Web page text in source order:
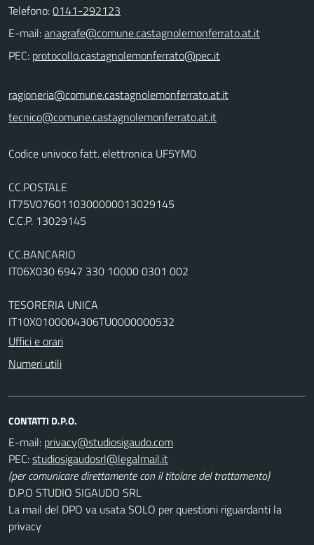
Telefono:0141-292123
E-mail:
PEC:
ragioneria@comune.castagnolemonferrato.at.it
tecnico@comune.castagnolemonferrato.at.it
Codice univoco fatt. elettronica UF5YM0
CC.POSTALE
IT75V0760110300000013029145
C.C.P. 13029145
CC.BANCARIO
IT06X030 6947 330 10000 0301 002
TESORERIA UNICA
IT10X0100004306TU0000000532
Uffici e orari
Numeri utili
CONTATTI D.P.O.
E-mail:
PEC:
(per comunicare direttamente con il titolare del trattamento)
D.P.O STUDIO SIGAUDO SRL
La mail del DPO va usata SOLO per questioni riguardanti la
privacy